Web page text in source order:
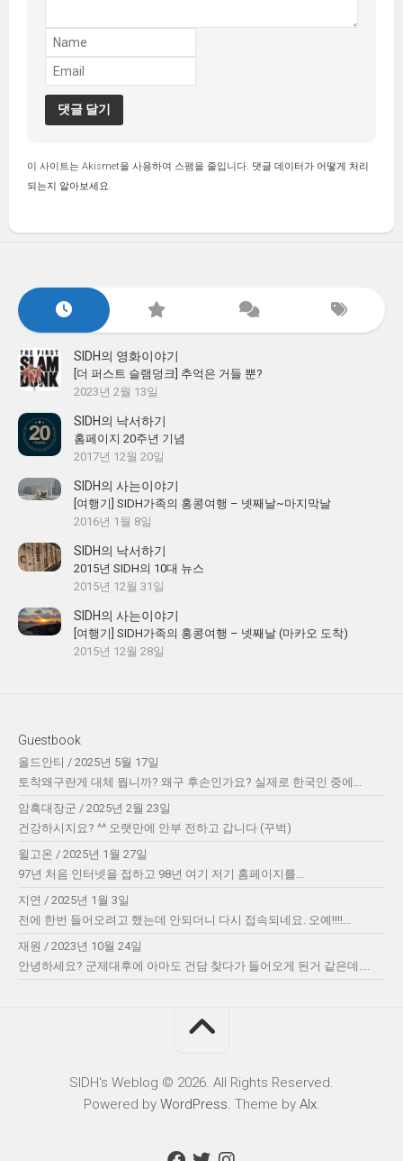
이 사이트는 Akismet을 사용하여 스팸을 줄입니다. 댓글 데이터가 어떻게 처리
되는지 알아보세요.
SIDH의 영화이야기
[더 퍼스트 슬램덩크] 추억은 거들 뿐?
2023년 2월 13일
SIDH의 낙서하기
홈페이지 20주년 기념
2017년 12월 20일
SIDH의 사는이야기
[여행기] SIDH가족의 홍콩여행 – 넷째날~마지막날
2016년 1월 8일
SIDH의 낙서하기
2015년 SIDH의 10대 뉴스
2015년 12월 31일
SIDH의 사는이야기
[여행기] SIDH가족의 홍콩여행 – 넷째날 (마카오 도착)
2015년 12월 28일
Guestbook
올드안티 / 2025년 5월 17일
토착왜구란게 대체 뭡니까? 왜구 후손인가요? 실제로 한국인 중에...
암흑대장군 / 2025년 2월 23일
건강하시지요? ^^ 오랫만에 안부 전하고 갑니다 (꾸벅)
윌고온 / 2025년 1월 27일
97년 처음 인터넷을 접하고 98년 여기 저기 홈페이지를...
지연 / 2025년 1월 3일
전에 한번 들어오려고 했는데 안되더니 다시 접속되네요. 오예!!!!...
재원 / 2023년 10월 24일
안녕하세요? 군제대후에 아마도 건담 찾다가 들어오게 된거 같은데....
SIDH′s Weblog © 2026. All Rights Reserved.
Powered by WordPress. Theme by Alx.